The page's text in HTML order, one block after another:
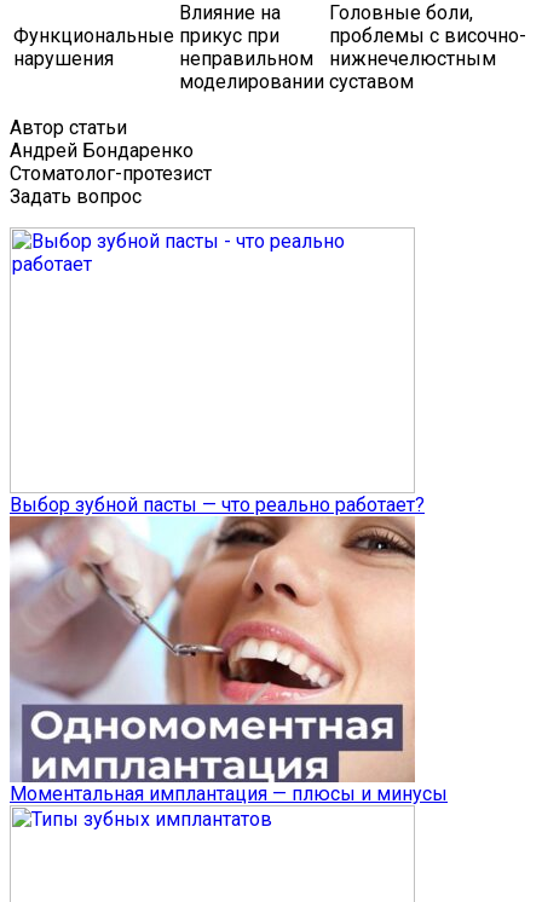
Функциональные
нарушения
Влияние на
прикус при
неправильном
моделировании
Головные боли,
проблемы с височно-
нижнечелюстным
суставом
Автор статьи
Андрей Бондаренко
Стоматолог-протезист
Задать вопрос
Выбор зубной пасты — что реально работает?
Моментальная имплантация — плюсы и минусы